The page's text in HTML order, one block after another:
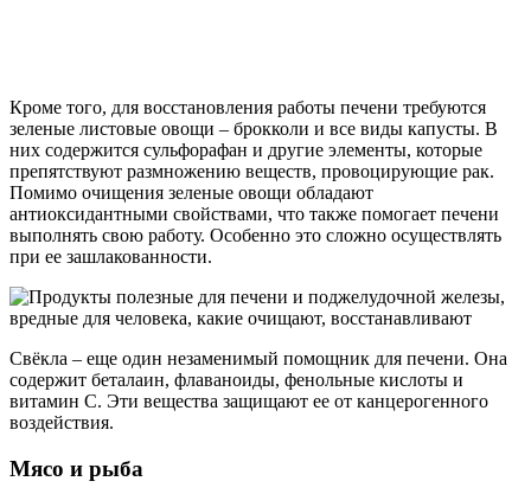
Кроме того, для восстановления работы печени требуются
зеленые листовые овощи – брокколи и все виды капусты. В
них содержится сульфорафан и другие элементы, которые
препятствуют размножению веществ, провоцирующие рак.
Помимо очищения зеленые овощи обладают
антиоксидантными свойствами, что также помогает печени
выполнять свою работу. Особенно это сложно осуществлять
при ее зашлакованности.
Свёкла – еще один незаменимый помощник для печени. Она
содержит беталаин, флаваноиды, фенольные кислоты и
витамин С. Эти вещества защищают ее от канцерогенного
воздействия.
Мясо и рыба